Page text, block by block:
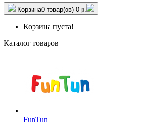
Корзина0 товар(ов) 0 р.
Корзина пуста!
Каталог товаров
FunTun